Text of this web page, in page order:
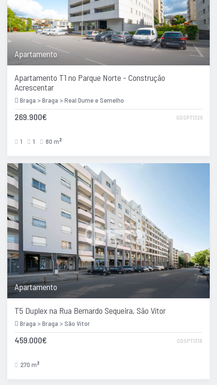
Apartamento
Apartamento T1 no Parque Norte - Construção
Acrescentar
Braga > Braga > Real Dume e Semelho
GDSPT1326
269.900€
1 1 80 m 2
Apartamento
T5 Duplex na Rua Bernardo Sequeira, São Vítor
Braga > Braga > São Vitor
GDSPT1318
459.000€
270 m 2